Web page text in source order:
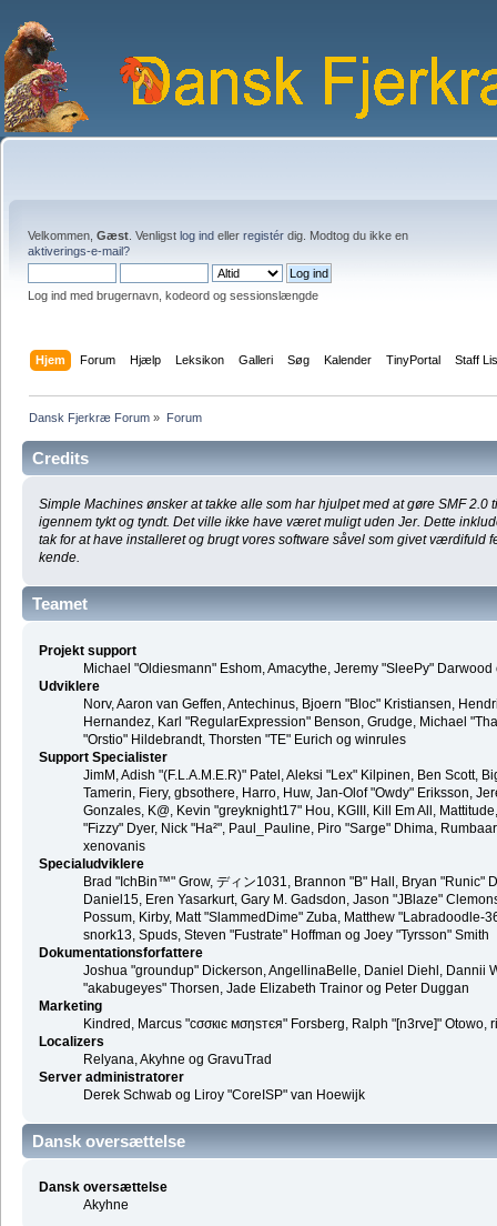
Velkommen, Gæst . Venligst log ind eller registér dig. Modtog du ikke en
aktiverings-e-mail?
Log ind med brugernavn, kodeord og sessionslængde
Hjem Forum Hjælp Leksikon Galleri Søg Kalender TinyPortal Staff
Dansk Fjerkræ Forum » Forum
Credits
Simple Machines ønsker at takke alle som har hjulpet med at gøre SMF
igennem tykt og tyndt. Det ville ikke have været muligt uden Jer. Dette
tak for at have installeret og brugt vores software såvel som givet værdifuld
kende.
Teamet
Projekt support
Michael "Oldiesmann" Eshom, Amacythe, Jeremy "SleePy"
Udviklere
Norv, Aaron van Geffen, Antechinus, Bjoern "Bloc" Kristiansen,
Hernandez, Karl "RegularExpression" Benson, Grudge, Michael
"Orstio" Hildebrandt, Thorsten "TE" Eurich og winrules
Support Specialister
JimM, Adish "(F.L.A.M.E.R)" Patel, Aleksi "Lex" Kilpinen, Ben Scott,
Tamerin, Fiery, gbsothere, Harro, Huw, Jan-Olof "Owdy" Eriksson,
Gonzales, K@, Kevin "greyknight17" Hou, KGIII, Kill Em All,
"Fizzy" Dyer, Nick "Ha²", Paul_Pauline, Piro "Sarge" Dhima,
xenovanis
Specialudviklere
Brad "IchBin™" Grow, ディン1031, Brannon "B" Hall, Bryan "Runic"
Daniel15, Eren Yasarkurt, Gary M. Gadsdon, Jason "JBlaze"
Possum, Kirby, Matt "SlammedDime" Zuba, Matthew "Labradoodle-
snork13, Spuds, Steven "Fustrate" Hoffman og Joey "Tyrsson" Smith
Dokumentationsforfattere
Joshua "groundup" Dickerson, AngellinaBelle, Daniel Diehl, Dannii
"akabugeyes" Thorsen, Jade Elizabeth Trainor og Peter Duggan
Marketing
Kindred, Marcus "cσσкιє мσηѕтєя" Forsberg, Ralph "[n3rve]" Otowo,
Localizers
Relyana, Akyhne og GravuTrad
Server administratorer
Derek Schwab og Liroy "CoreISP" van Hoewijk
Dansk oversættelse
Dansk oversættelse
Akyhne